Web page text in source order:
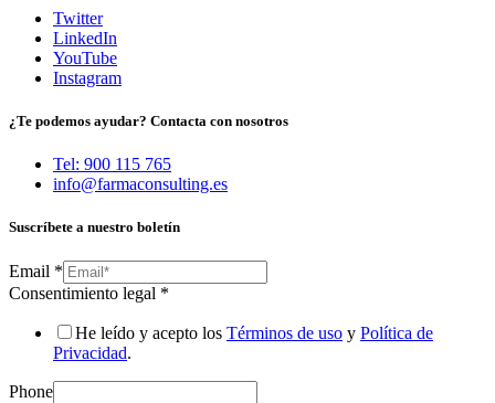
Twitter
LinkedIn
YouTube
Instagram
¿Te podemos ayudar? Contacta con nosotros
Tel: 900 115 765
info@farmaconsulting.es
Suscríbete a nuestro boletín
Email *
Consentimiento legal *
He leído y acepto los Términos de uso y Política de
Privacidad.
Phone